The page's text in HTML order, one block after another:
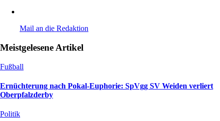
Mail an die Redaktion
Meistgelesene Artikel
Fußball
Ernüchterung nach Pokal-Euphorie: SpVgg SV Weiden verliert
Oberpfalzderby
Politik